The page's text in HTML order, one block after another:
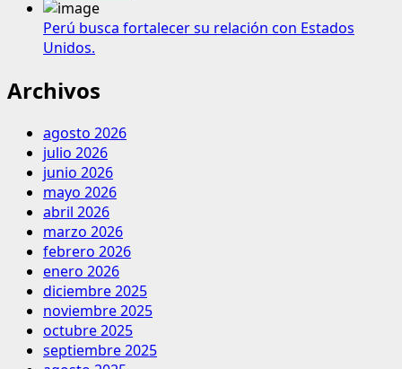
Perú busca fortalecer su relación con Estados
Unidos.
Archivos
agosto 2026
julio 2026
junio 2026
mayo 2026
abril 2026
marzo 2026
febrero 2026
enero 2026
diciembre 2025
noviembre 2025
octubre 2025
septiembre 2025